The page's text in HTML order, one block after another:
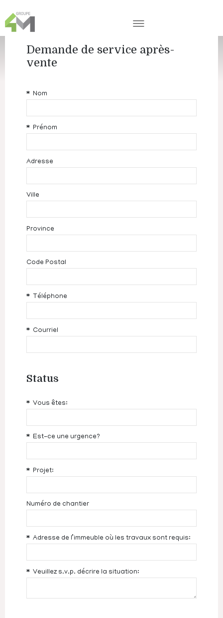
Demande de service après-
vente
Nom
Prénom
Adresse
Ville
Province
Code Postal
Téléphone
Courriel
Status
Vous êtes:
Est-ce une urgence?
Projet:
Numéro de chantier
Adresse de l’immeuble où les travaux sont requis:
Veuillez s.v.p. décrire la situation: